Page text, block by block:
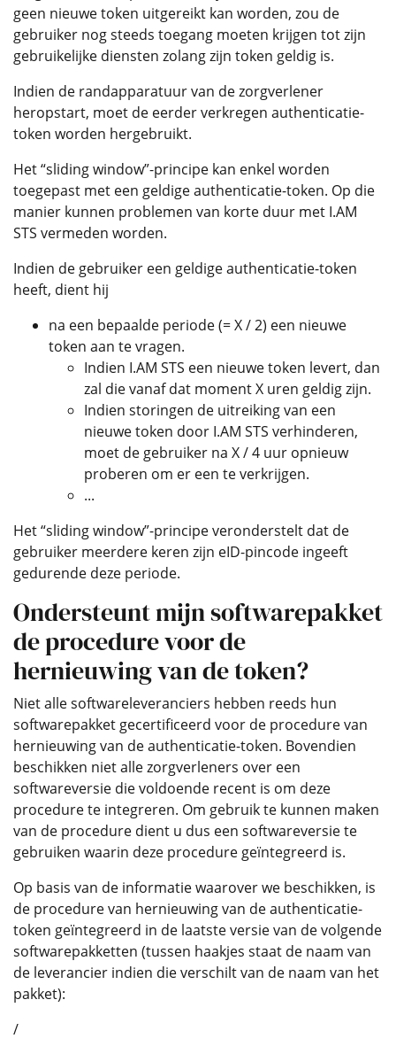
geen nieuwe token uitgereikt kan worden, zou de
gebruiker nog steeds toegang moeten krijgen tot zijn
gebruikelijke diensten zolang zijn token geldig is.
Indien de randapparatuur van de zorgverlener
heropstart, moet de eerder verkregen authenticatie-
token worden hergebruikt.
Het “sliding window”-principe kan enkel worden
toegepast met een geldige authenticatie-token. Op die
manier kunnen problemen van korte duur met I.AM
STS vermeden worden.
Indien de gebruiker een geldige authenticatie-token
heeft, dient hij
na een bepaalde periode (= X / 2) een nieuwe
token aan te vragen.
Indien I.AM STS een nieuwe token levert, dan
zal die vanaf dat moment X uren geldig zijn.
Indien storingen de uitreiking van een
nieuwe token door I.AM STS verhinderen,
moet de gebruiker na X / 4 uur opnieuw
proberen om er een te verkrijgen.
...
Het “sliding window”-principe veronderstelt dat de
gebruiker meerdere keren zijn eID-pincode ingeeft
gedurende deze periode.
Ondersteunt mijn softwarepakket
de procedure voor de
hernieuwing van de token?
Niet alle softwareleveranciers hebben reeds hun
softwarepakket gecertificeerd voor de procedure van
hernieuwing van de authenticatie-token. Bovendien
beschikken niet alle zorgverleners over een
softwareversie die voldoende recent is om deze
procedure te integreren. Om gebruik te kunnen maken
van de procedure dient u dus een softwareversie te
gebruiken waarin deze procedure geïntegreerd is.
Op basis van de informatie waarover we beschikken, is
de procedure van hernieuwing van de authenticatie-
token geïntegreerd in de laatste versie van de volgende
softwarepakketten (tussen haakjes staat de naam van
de leverancier indien die verschilt van de naam van het
pakket):
/